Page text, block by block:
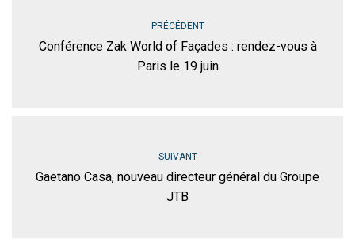
PRÉCÉDENT
Conférence Zak World of Façades : rendez-vous à
Paris le 19 juin
SUIVANT
Gaetano Casa, nouveau directeur général du Groupe
JTB